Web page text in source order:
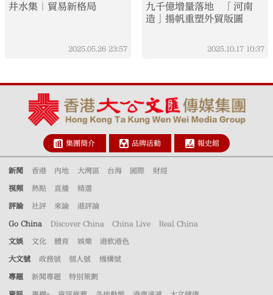
井水集｜貿易新格局
2025.05.26 23:57
九千億增量落地 「河南
造」揚帆重塑外貿版圖
2025.10.17 10:37
集團簡介 品牌活動 報史館
新聞 香港 內地 大灣區 台海 國際 財經
視頻 熱點 直播 精選
評論 社評 來論 港評論
Go China Discover China China Live Real China
文娛 文化 體育 娛樂 港飲港色
大文號 政務號 個人號 機構號
專題 新聞專題 特別策劃